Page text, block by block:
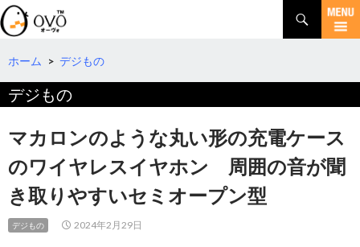
検
索
コ
テ
ツ
へ
ホーム > デジもの
デジもの
マカロンのような丸い形の充電ケース
のワイヤレスイヤホン 周囲の音が聞
き取りやすいセミオープン型
デジもの 2024年2月29日